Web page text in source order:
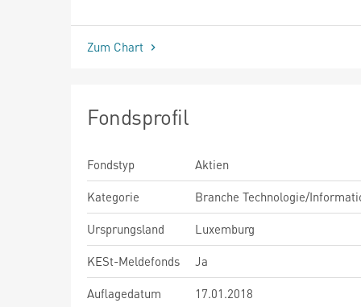
seit Beginn
Zum Chart
Fondsprofil
Fondstyp
Aktien
Kategorie
Branche Technologie/
Ursprungsland
Luxemburg
KESt-Meldefonds
Ja
Auflagedatum
17.01.2018